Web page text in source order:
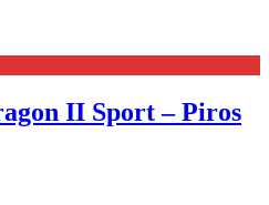
II Sport – Piros